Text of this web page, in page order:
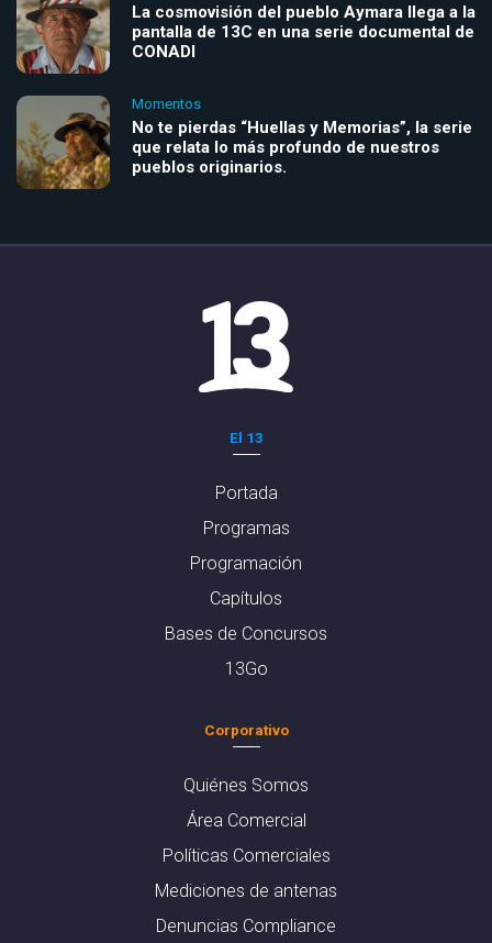
La cosmovisión del pueblo Aymara llega a la
pantalla de 13C en una serie documental de
CONADI
Momentos
No te pierdas “Huellas y Memorias”, la serie
que relata lo más profundo de nuestros
pueblos originarios.
El 13
Portada
Programas
Programación
Capítulos
Bases de Concursos
13Go
Corporativo
Quiénes Somos
Área Comercial
Políticas Comerciales
Mediciones de antenas
Denuncias Compliance